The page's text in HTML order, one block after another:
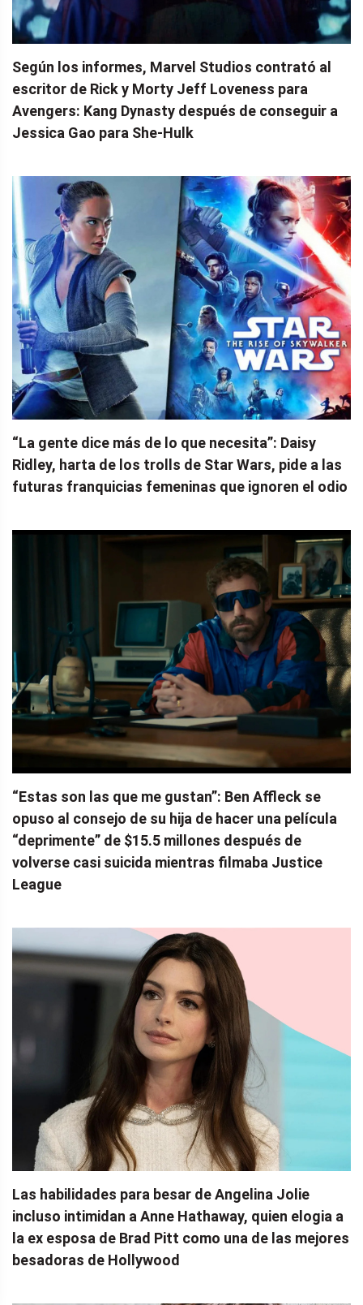
Según los informes, Marvel Studios contrató al
escritor de Rick y Morty Jeff Loveness para
Avengers: Kang Dynasty después de conseguir a
Jessica Gao para She-Hulk
“La gente dice más de lo que necesita”: Daisy
Ridley, harta de los trolls de Star Wars, pide a las
futuras franquicias femeninas que ignoren el odio
“Estas son las que me gustan”: Ben Affleck se
opuso al consejo de su hija de hacer una película
“deprimente” de $15.5 millones después de
volverse casi suicida mientras filmaba Justice
League
Las habilidades para besar de Angelina Jolie
incluso intimidan a Anne Hathaway, quien elogia a
la ex esposa de Brad Pitt como una de las mejores
besadoras de Hollywood